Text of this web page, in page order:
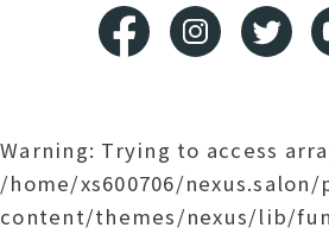
Warning: Trying to access
/home/xs600706/
content/themes/nexus/lib/